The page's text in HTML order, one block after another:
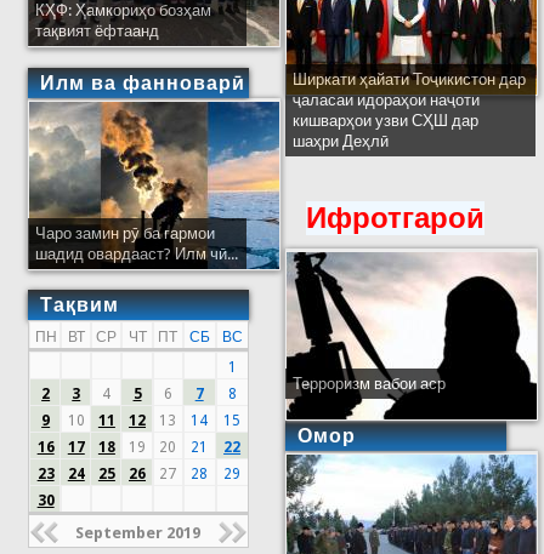
КҲФ: Ҳамкориҳо бозҳам
тақвият ёфтаанд
Илм ва фанноварӣ
Чаро замин рӯ ба гармои
шадид овардааст? Илм чӣ...
Тақвим
ПН ВТ СР ЧТ ПТ СБ
ВС
1
2
3 4 5 6 7
8
9
10 11 12 13 14
15
16
17 18 19 20 21
22
23
24 25 26 27 28
29
30
September 2019
Ширкати ҳайати Тоҷикистон дар
ҷаласаи идораҳои наҷоти
кишварҳои узви СҲШ дар
шаҳри Деҳлӣ
Ифротгароӣ
Терроризм вабои аср
Омор